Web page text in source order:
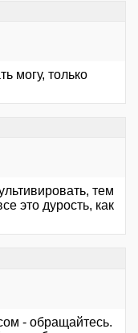
могу, только
тем
это дурость, как
- обращайтесь.